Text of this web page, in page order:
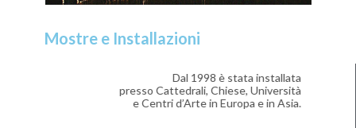
Dal 1998 è stata installata
presso Cattedrali, Chiese, Università
e Centri d’Arte in Europa e in Asia.
Mostre e Installazioni